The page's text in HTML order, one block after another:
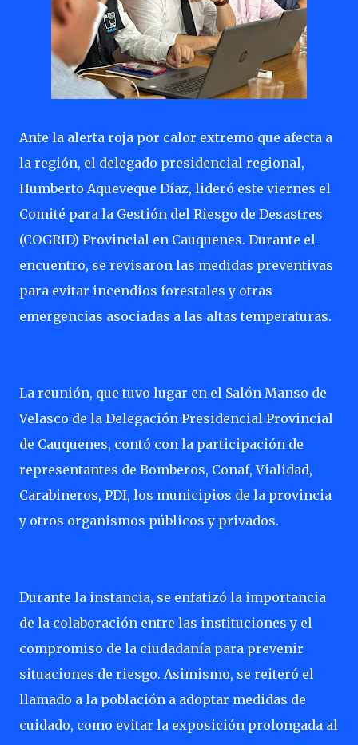
Ante la alerta roja por calor extremo que afecta a
la región, el delegado presidencial regional,
Humberto Aqueveque Díaz, lideró este viernes el
Comité para la Gestión del Riesgo de Desastres
(COGRID) Provincial en Cauquenes. Durante el
encuentro, se revisaron las medidas preventivas
para evitar incendios forestales y otras
emergencias asociadas a las altas temperaturas.
La reunión, que tuvo lugar en el Salón Manso de
Velasco de la Delegación Presidencial Provincial
de Cauquenes, contó con la participación de
representantes de Bomberos, Conaf, Vialidad,
Carabineros, PDI, los municipios de la provincia
y otros organismos públicos y privados.
Durante la instancia, se enfatizó la importancia
de la colaboración entre las instituciones y el
compromiso de la ciudadanía para prevenir
situaciones de riesgo. Asimismo, se reiteró el
llamado a la población a adoptar medidas de
cuidado, como evitar la exposición prolongada al